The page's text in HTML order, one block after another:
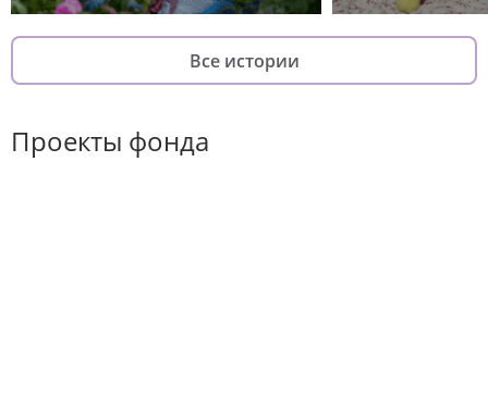
Все истории
Проекты фонда